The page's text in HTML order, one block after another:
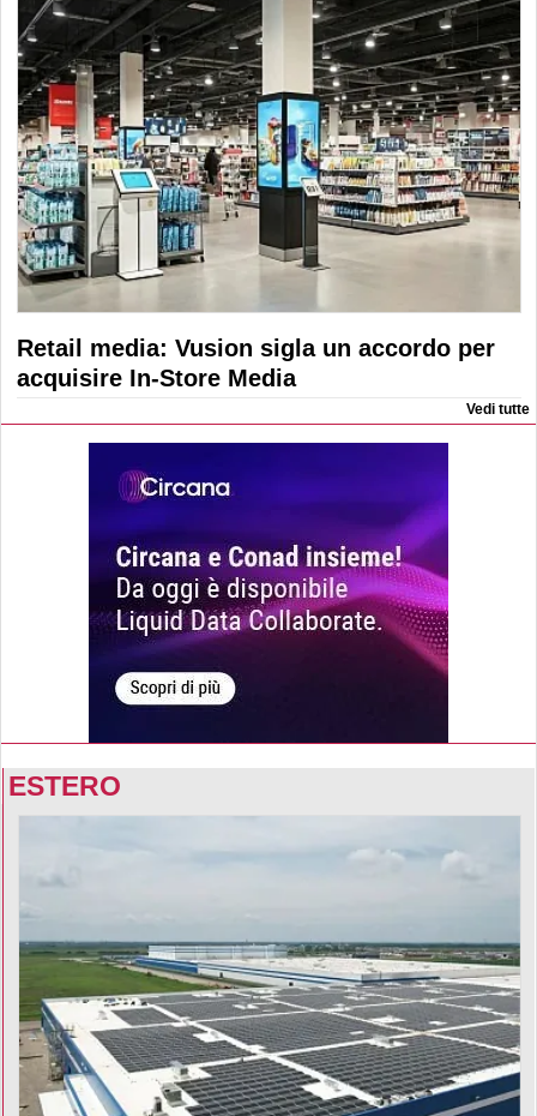
Retail media: Vusion sigla un accordo per
acquisire In-Store Media
Vedi tutte
ESTERO